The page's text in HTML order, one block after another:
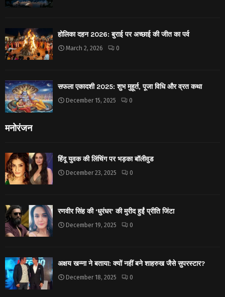
होलिका दहन 2026: बुराई पर अच्छाई की जीत का पर्व
March 2, 2026 0
सफला एकादशी 2025: शुभ मुहूर्त, पूजा विधि और व्रत कथा
December 15, 2025 0
मनोरंजन
हिंदू युवक की लिंचिंग पर भड़का बॉलीवुड
December 23, 2025 0
रणवीर सिंह की ‘धुरंधर’ की मुरीद हुईं प्रीति जिंटा
December 19, 2025 0
अक्षय खन्ना ने बताया: क्यों नहीं बने शाहरुख जैसे सुपरस्टार?
December 18, 2025 0